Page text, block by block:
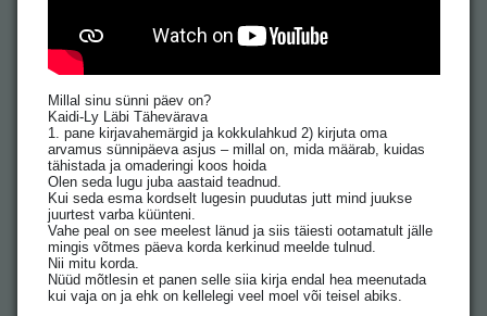
Millal sinu sünni päev on?
Kaidi-Ly Läbi Tähevärava
1. pane kirjavahemärgid ja kokkulahkud 2) kirjuta oma
arvamus sünnipäeva asjus – millal on, mida määrab, kuidas
tähistada ja omaderingi koos hoida
Olen seda lugu juba aastaid teadnud.
Kui seda esma kordselt lugesin puudutas jutt mind juukse
juurtest varba küünteni.
Vahe peal on see meelest länud ja siis täiesti ootamatult jälle
mingis võtmes päeva korda kerkinud meelde tulnud.
Nii mitu korda.
Nüüd mõtlesin et panen selle siia kirja endal hea meenutada
kui vaja on ja ehk on kellelegi veel moel või teisel abiks.